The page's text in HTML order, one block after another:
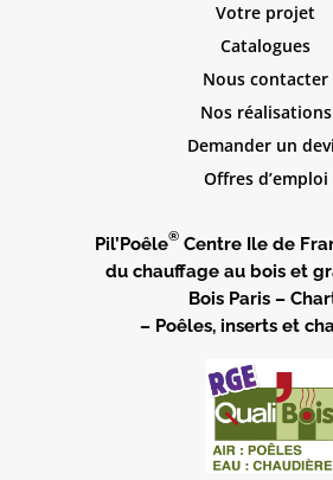
Votre projet
Catalogues
Nous contacter
Nos réalisations
Demander un
Offres d’emploi
Pil’Poêle® Centre Ile de
du chauffage au bois et
Bois Paris –
– Poêles, inserts et